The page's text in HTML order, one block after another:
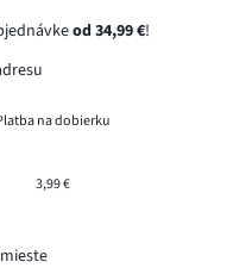
od 34,99 €!
na dobierku
3,99 €